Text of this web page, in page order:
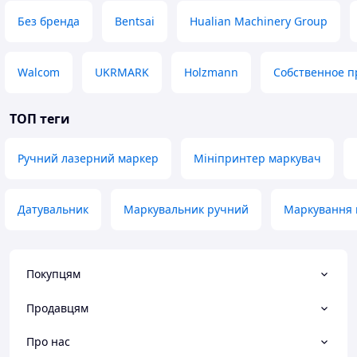
Без бренда Bentsai Hualian Machinery Group
Walcom UKRMARK Holzmann Собственное
ТОП теги
Ручний лазерний маркер Мініпринтер маркувач
Датувальник Маркувальник ручний Маркування
Покупцям
Продавцям
Про нас